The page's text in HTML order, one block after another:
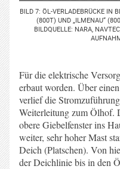
BILD 7: ÖL-VERLADEBRÜCKE IN
800T) UND „ILMENAU“
ILDQUELLE: NARA,
Für die elektrische
erbaut worden. Über
verlief die
Weiterleitung zum Ölhof.
obere Giebelfenster ins
weiter, sehr hoher Mast
Deich (Platschen). Von
der Deichlinie bis in den